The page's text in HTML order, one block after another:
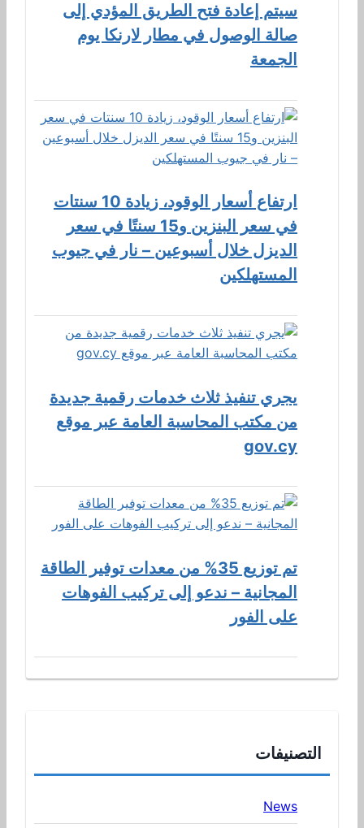
سيتم إعادة فتح الطريق المؤدي إلى
صالة الوصول في مطار لارنكا يوم
الجمعة
ارتفاع أسعار الوقود، زيادة 10 سنتات
في سعر البنزين و15 سنتًا في سعر
الديزل خلال أسبوعين – نار في جيوب
المستهلكين
يجري تنفيذ ثلاث خدمات رقمية جديدة
من مكتب المحاسبة العامة عبر موقع
gov.cy
تم توزيع 35% من معدات توفير الطاقة
المجانية – ندعو إلى تركيب الفوهات
على الفور
التصنيفات
News